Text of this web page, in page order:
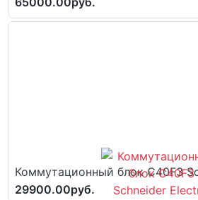
Коммутационный блок C40F3
29900.00руб.